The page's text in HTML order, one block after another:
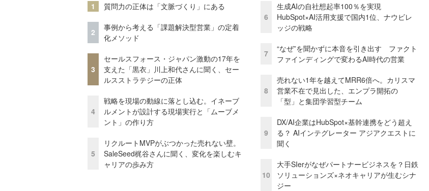
1 質問力の正体は「文脈づくり」にある
2
事例から考える「課題解決型営業」の定着
化メソッド
3
セールスフォース・ジャパン激動の17年を
支えた「黒衣」川上和代さんに聞く、セー
ルスストラテジーの正体
4
戦略を現場の動線に落とし込む。イネーブ
ルメントが設計する現場実行と「ムーブメ
ント」の作り方
5
リクルートMVPがぶつかった売れない壁。
SaleSeed梶谷さんに聞く、変化を楽しむキ
ャリアの歩み方
6
生成AIの自社想起率100％を実現
HubSpot×AI活用支援で国内1位、ナウビレ
ッジの戦略
7
“なぜ”を聞かずに本音を引き出す ファクト
ファインディングで変わるAI時代の営業
8
売れない1年を越えてMRR6倍へ。カリスマ
営業不在で見出した、エンプラ開拓の
「型」と集団学習型チーム
9
DX/AI企業はHubSpot×基幹連携をどう超え
る？ AIインテグレーター アジアクエストに
聞く
10
大手SIerがなぜパートナービジネスを？日鉄
ソリューションズ×ネオキャリアが生むシナ
ジー